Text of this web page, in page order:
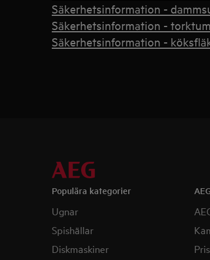
Säkerhetsinformation -
Säkerhetsinformation -
Säkerhetsinformation -
Populära kategorier
Ugnar
Spishällar
Diskmaskiner